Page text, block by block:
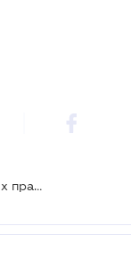
Судья должен придерживаться этических правил даже в соцсетях: БП ВС